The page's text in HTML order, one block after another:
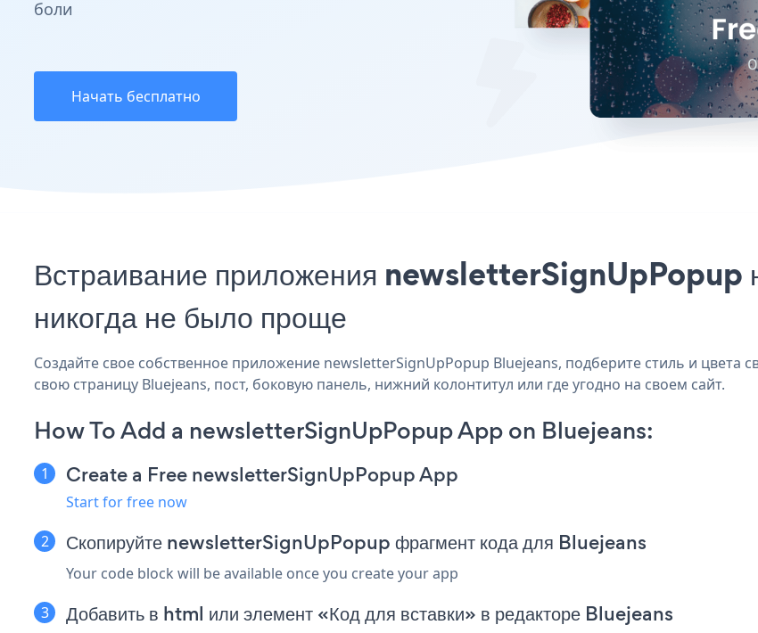
боли
Начать бесплатно
Встраивание приложения newsletterSignUpPopup
никогда не было проще
Создайте свое собственное приложение newsletterSignUpPopup Bluejeans, подберите стиль и цвета
свою страницу Bluejeans, пост, боковую панель, нижний колонтитул или где угодно на своем сайт.
How To Add a newsletterSignUpPopup App on Bluejeans:
Create a Free newsletterSignUpPopup App
Start for free now
Скопируйте newsletterSignUpPopup фрагмент кода для Bluejeans
Your code block will be available once you create your app
Добавить в html или элемент «Код для вставки» в редакторе Bluejeans